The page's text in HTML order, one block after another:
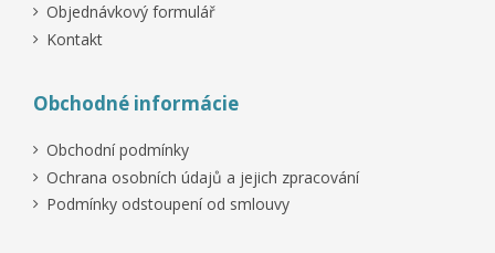
Objednávkový formulář
Kontakt
Obchodné informácie
Obchodní podmínky
Ochrana osobních údajů a jejich zpracování
Podmínky odstoupení od smlouvy